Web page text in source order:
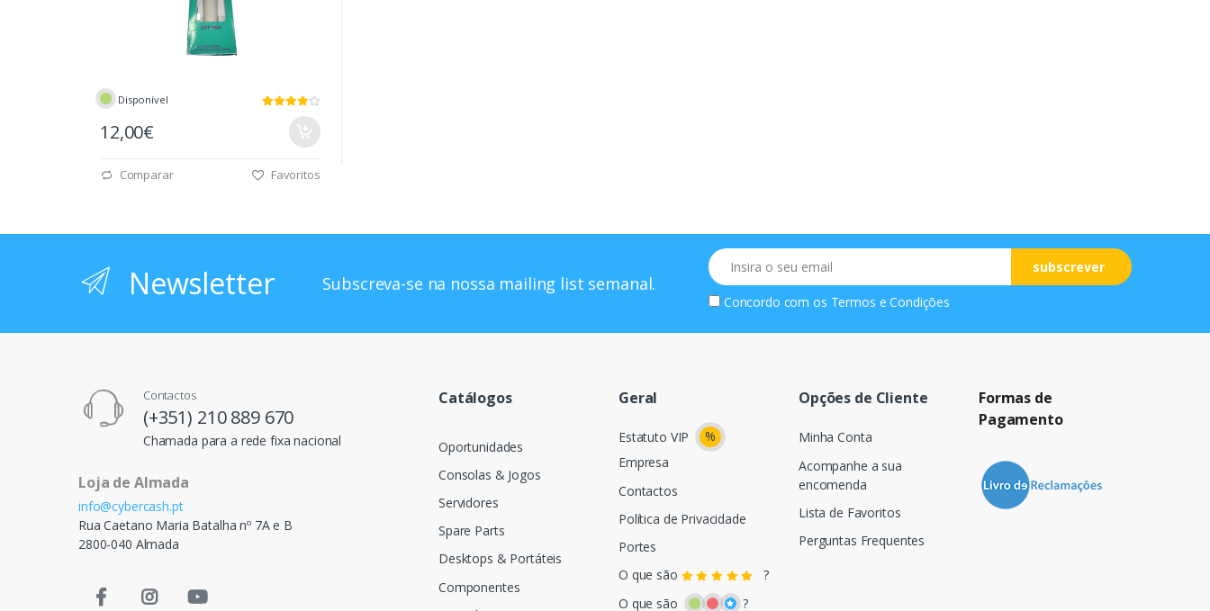
Disponível
12,00€
Comparar Favoritos
Newsletter Subscreva-se na nossa mailing list semanal.
Email
subscrever
Concordo com os Termos e Condições
Contactos
(+351) 210 889 670
Chamada para a rede fixa nacional
Loja de Almada
info@cybercash.pt
Rua Caetano Maria Batalha nº 7A e B
2800-040 Almada
Catálogos
Oportunidades
Consolas & Jogos
Servidores
Spare Parts
Desktops & Portáteis
Componentes
Geral
Estatuto VIP
%
Empresa
Contactos
Política de Privacidade
Portes
O que são
?
O que são
?
Opções de Cliente
Minha Conta
Acompanhe a sua
encomenda
Lista de Favoritos
Perguntas Frequentes
Formas de
Pagamento